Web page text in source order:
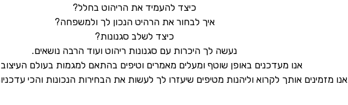
כיצד להעמיד את הריהוט בחלל?
איך לבחור את הרהיט הנכון לך ולמשפחה?
כיצד לשלב סגנונות?
נעשה לך היכרות עם סגנונות ריהוט ועוד הרבה נושאים.
אנו מעדכנים באופן שוטף ומעלים מאמרים וטיפים בהתאם למגמות בעולם העיצוב
אנו מזמינים אותך לקרוא וליהנות מטיפים שיעזרו לך לעשות את הבחירות הנכונות והכי